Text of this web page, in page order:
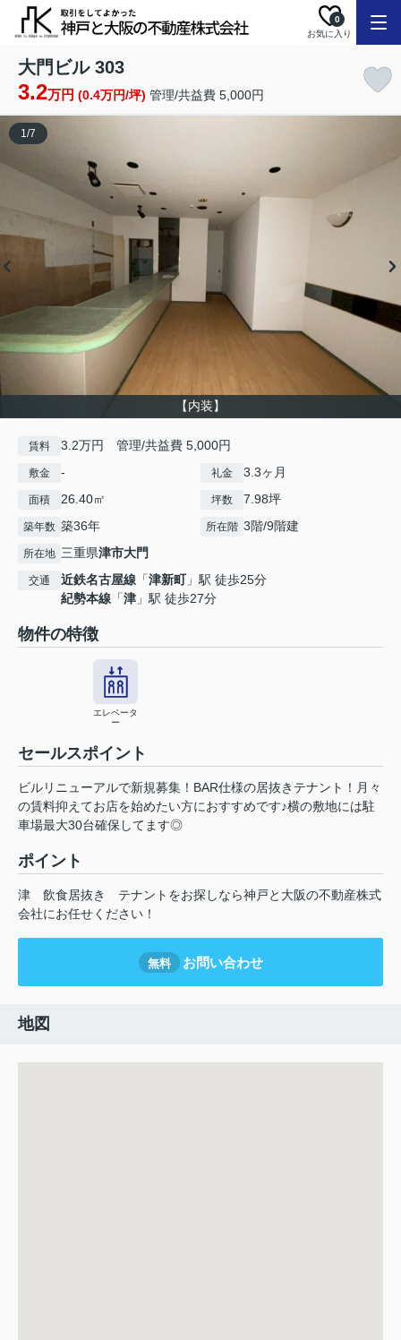
お気に入り
0
大門ビル 303
3.2万円 (0.4万円/坪) 管理/共益費 5,000円
【内装】
1/7
賃料 3.2万円 管理/共益費 5,000円
敷金 - 礼金 3.3ヶ月
面積 26.40㎡ 坪数 7.98坪
築年数 築36年 所在階 3階/9階建
所在地 三重県津市大門
交通 近鉄名古屋線 「津新町」駅 徒歩25分
紀勢本線 「津 」駅 徒歩27分
物件の特徴
エレベータ
ー
セールスポイント
ビルリニューアルで新規募集！BAR仕様の居抜きテナント！月々
の賃料抑えてお店を始めたい方におすすめです♪横の敷地には駐
車場最大30台確保してます◎
ポイント
津 飲食居抜き
テナントをお探しなら神戸と大阪の不動産株式
会社にお任せください！
無料 お問い合わせ
地図